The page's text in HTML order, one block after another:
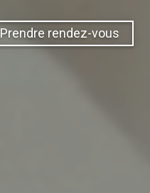
Prendre rendez-vous